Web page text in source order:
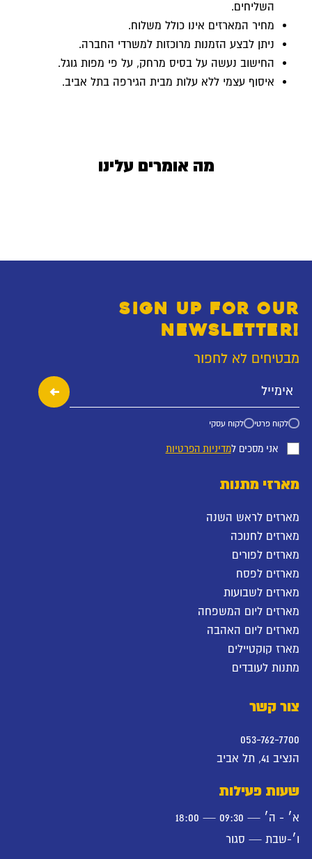
השליחים.
מחיר המארזים אינו כולל משלוח.
ניתן לבצע הזמנות מרוכזות למשרדי החברה.
החישוב נעשה על בסיס מרחק, על פי מפות גוגל.
איסוף עצמי ללא עלות מבית הגירפה בתל אביב.
מה אומרים עלינו
SIGN UP FOR OUR
NEWSLETTER!
מבטיחים לא לחפור
לקוח פרטי לקוח עסקי
אני מסכים למדיניות הפרטיות
מארזי מתנות
מארזים לראש השנה
מארזים לחנוכה
מארזים לפורים
מארזים לפסח
מארזים לשבועות
מארזים ליום המשפחה
מארזים ליום האהבה
מארז קוקטיילים
מתנות לעובדים
צור קשר
053-762-7700
הנציב 41, תל אביב
שעות פעילות
א׳ - ה׳ — 09:30 — 18:00
ו׳-שבת — סגור